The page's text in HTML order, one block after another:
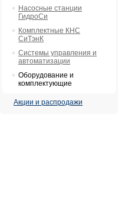
Насосные станции
ГидроСи
Комплектные КНС
СиТэнК
Системы управления и
автоматизации
Оборудование и
комплектующие
Акции и распродажи